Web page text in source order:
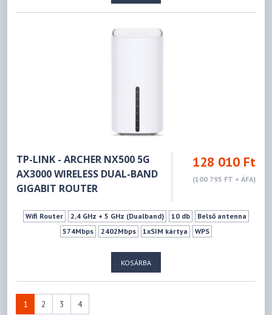
TP-LINK - ARCHER NX500 5G
AX3000 WIRELESS DUAL-BAND
GIGABIT ROUTER
128 010 Ft
(100 795 FT + ÁFA)
Wifi Router 2,4 GHz + 5 GHz (Dualband) 10 db
Belső antenna
574Mbps
2402Mbps 1xSIM kártya WPS
KOSÁRBA
1 2 3 4